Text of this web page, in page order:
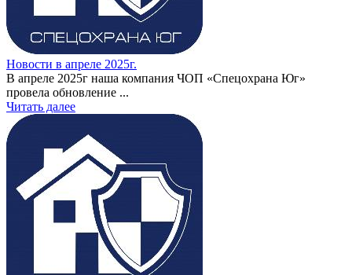
Новости в апреле 2025г.
В апреле 2025г наша компания ЧОП «Спецохрана Юг»
провела обновление ...
Читать далее